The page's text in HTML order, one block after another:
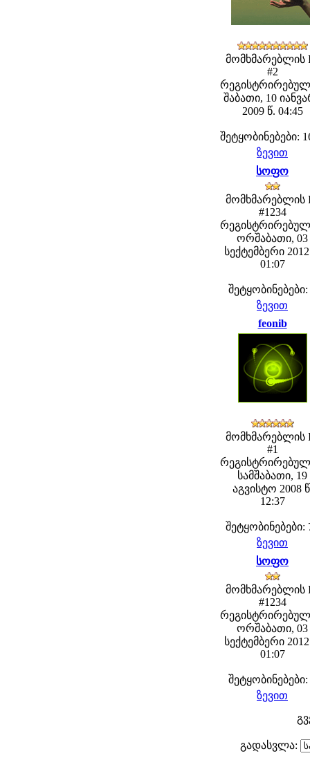
მომხმარებლის
#2
შაბათი, 10
2009 წ. 04:45
შეტყობინებები:
ზევით
სოფო
მომხმარებლის
#1234
ორშაბათი, 03
სექტემბერი
01:07
შეტყობინებები:
ზევით
feonib
მომხმარებლის
#1
სამშაბათი, 19
აგვისტო 2008
12:37
შეტყობინებები:
ზევით
სოფო
მომხმარებლის
#1234
ორშაბათი, 03
სექტემბერი
01:07
შეტყობინებები:
ზევით
გადასვლა: